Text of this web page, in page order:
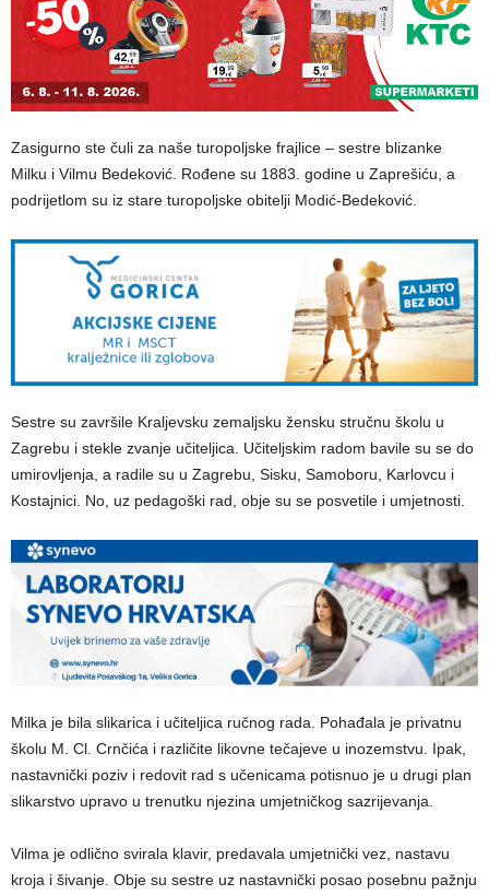
Zasigurno ste čuli za naše turopoljske frajlice – sestre blizanke
Milku i Vilmu Bedeković. Rođene su 1883. godine u Zaprešiću, a
podrijetlom su iz stare turopoljske obitelji Modić-Bedeković.
Sestre su završile Kraljevsku zemaljsku žensku stručnu školu u
Zagrebu i stekle zvanje učiteljica. Učiteljskim radom bavile su se do
umirovljenja, a radile su u Zagrebu, Sisku, Samoboru, Karlovcu i
Kostajnici. No, uz pedagoški rad, obje su se posvetile i umjetnosti.
Milka je bila slikarica i učiteljica ručnog rada. Pohađala je privatnu
školu M. Cl. Crnčića i različite likovne tečajeve u inozemstvu. Ipak,
nastavnički poziv i redovit rad s učenicama potisnuo je u drugi plan
slikarstvo upravo u trenutku njezina umjetničkog sazrijevanja.
Vilma je odlično svirala klavir, predavala umjetnički vez, nastavu
kroja i šivanje. Obje su sestre uz nastavnički posao posebnu pažnju